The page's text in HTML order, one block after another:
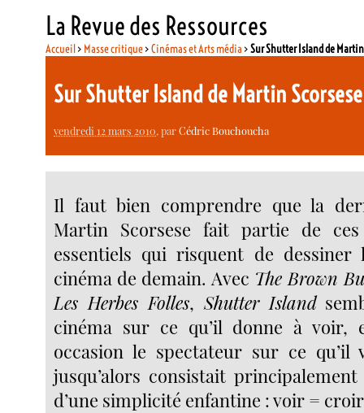
La Revue des Ressources
Accueil> Masse critique>Cinémas et Arts média >Sur Shutter Island de
Sur Shutter Island de Martin
vendredi 12 mars 2010, parCédric Bouchoucha
Il faut bien comprendre que la
Martin Scorsese fait partie de
essentiels qui risquent de
cinéma de demain. Avec The Brown
Les Herbes Folles, Shutter Island
cinéma sur ce qu’il donne à voir,
occasion le spectateur sur ce qu’il
jusqu’alors consistait
d’une simplicité enfantine : voir =